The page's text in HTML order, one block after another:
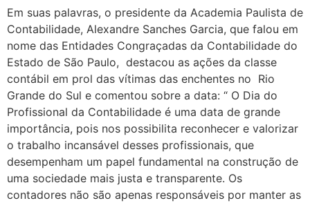
Em suas palavras, o presidente da Academia Paulista de
Contabilidade, Alexandre Sanches Garcia, que falou em
nome das Entidades Congraçadas da Contabilidade do
Estado de São Paulo, destacou as ações da classe
contábil em prol das vítimas das enchentes no Rio
Grande do Sul e comentou sobre a data: “ O Dia do
Profissional da Contabilidade é uma data de grande
importância, pois nos possibilita reconhecer e valorizar
o trabalho incansável desses profissionais, que
desempenham um papel fundamental na construção de
uma sociedade mais justa e transparente. Os
contadores não são apenas responsáveis por manter as